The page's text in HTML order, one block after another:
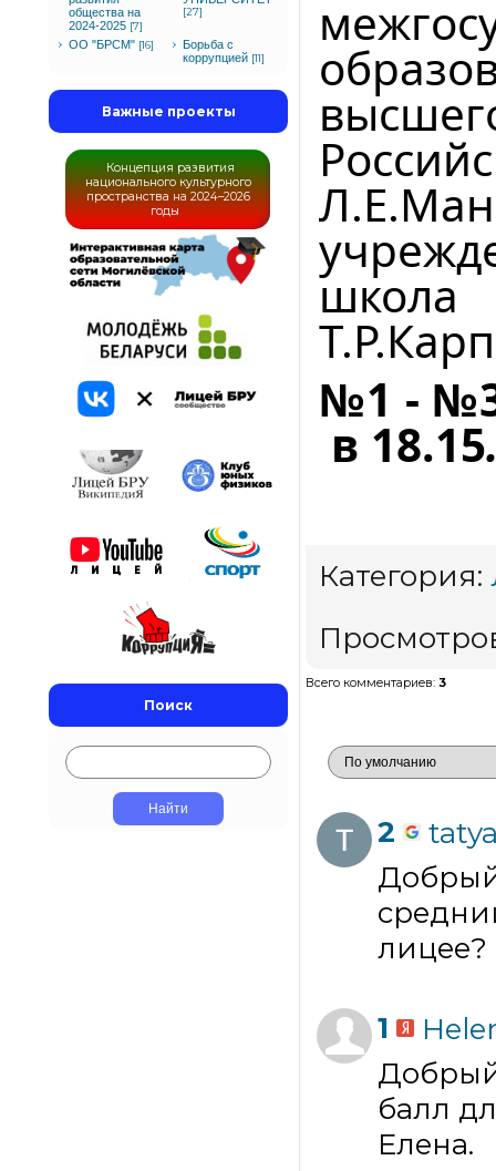
общества на
2024-2025 [7]
[27]
ОО "БРСМ" [16]
Борьба с
коррупцией [11]
Важные проекты
Концепция развития
национального культурного
пространства на 2024–2026
годы
Поиск
№1 - №
в 18.15
Категория:
Всего комментариев: 3
2
лицее?
1
балл
Елена.